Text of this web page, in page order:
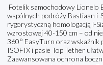
Fotelik samochodowy Lionelo
wspólnych podróży Bastiaan i-
rygorystyczną homologacją i-
wzrostowej 40-150 cm – od
360° EasyTurn oraz wskaźnik
ISOFIX i pasie Top Tether
Zaawansowana ochrona